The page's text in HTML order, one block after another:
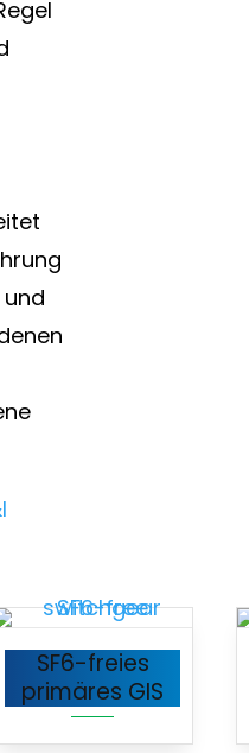
SF6-freies
primäres GIS